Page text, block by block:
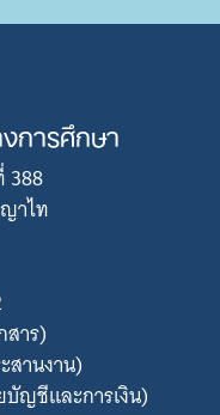
การศึกษา
388
าไท
สาร)
สานงาน)
ญชีและการเงิน)